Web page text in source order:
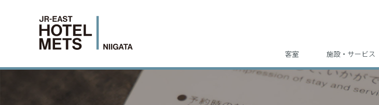
客室 施設・サービス